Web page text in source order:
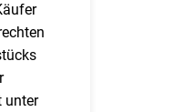
unter